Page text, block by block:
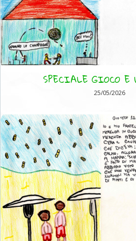
SPECIALE GIOCO E
25/05/2026